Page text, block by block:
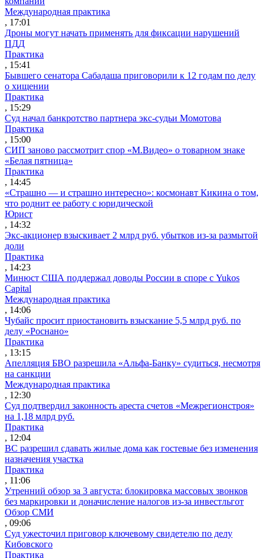
Международная практика
, 17:01
Дроны могут начать применять для фиксации нарушений
ПДД
Практика
, 15:41
Бывшего сенатора Сабадаша приговорили к 12 годам по делу
о хищении
Практика
, 15:29
Суд начал банкротство партнера экс-судьи Момотова
Практика
, 15:00
СИП заново рассмотрит спор «М.Видео» о товарном знаке
«Белая пятница»
Практика
, 14:45
«Страшно — и страшно интересно»: космонавт Кикина о том,
что роднит ее работу с юридической
Юрист
, 14:32
Экс-акционер взыскивает 2 млрд руб. убытков из-за размытой
доли
Практика
, 14:23
Минюст США поддержал доводы России в споре с Yukos
Capital
Международная практика
, 14:06
Чубайс просит приостановить взыскание 5,5 млрд руб. по
делу «Роснано»
Практика
, 13:15
Апелляция БВО разрешила «Альфа-Банку» судиться, несмотря
на санкции
Международная практика
, 12:30
Суд подтвердил законность ареста счетов «Межрегионстроя»
на 1,18 млрд руб.
Практика
, 12:04
ВС разрешил сдавать жилые дома как гостевые без изменения
назначения участка
Практика
, 11:06
Утренний обзор за 3 августа: блокировка массовых звонков
без маркировки и доначисление налогов из-за инвестльгот
Обзор СМИ
, 09:06
Суд ужесточил приговор ключевому свидетелю по делу
Кибовского
Практика